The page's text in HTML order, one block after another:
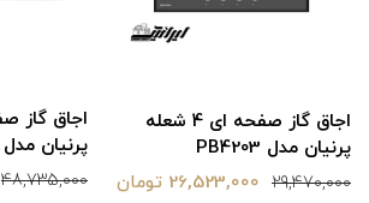
اجاق گاز صفحه ای 4 شعله
پرنیان مدل PB4203
29,470,000 26,523,000 تومان
پرنیان مدل PB5401
48,735,000